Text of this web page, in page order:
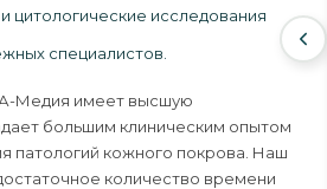
цитологические исследования
специалистов.
Медия имеет высшую
большим клиническим опытом
патологий кожного покрова. Наш
количество времени